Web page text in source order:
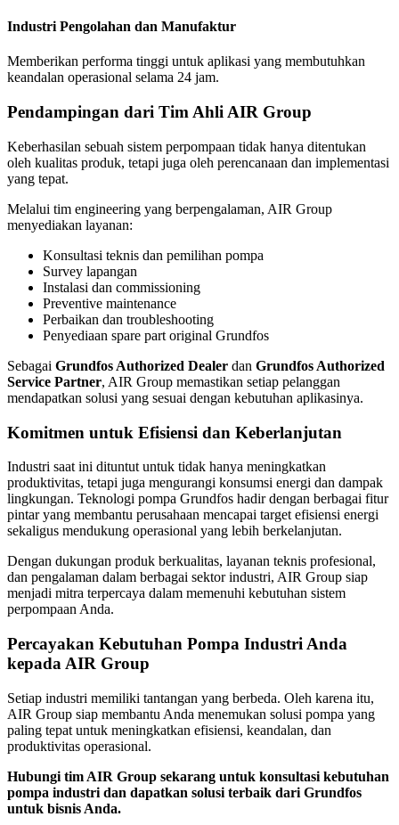
Industri Pengolahan dan Manufaktur
Memberikan performa tinggi untuk aplikasi yang membutuhkan
keandalan operasional selama 24 jam.
Pendampingan dari Tim Ahli AIR Group
Keberhasilan sebuah sistem perpompaan tidak hanya ditentukan
oleh kualitas produk, tetapi juga oleh perencanaan dan implementasi
yang tepat.
Melalui tim engineering yang berpengalaman, AIR Group
menyediakan layanan:
Konsultasi teknis dan pemilihan pompa
Survey lapangan
Instalasi dan commissioning
Preventive maintenance
Perbaikan dan troubleshooting
Penyediaan spare part original Grundfos
Sebagai Grundfos Authorized Dealer dan Grundfos Authorized
Service Partner, AIR Group memastikan setiap pelanggan
mendapatkan solusi yang sesuai dengan kebutuhan aplikasinya.
Komitmen untuk Efisiensi dan Keberlanjutan
Industri saat ini dituntut untuk tidak hanya meningkatkan
produktivitas, tetapi juga mengurangi konsumsi energi dan dampak
lingkungan. Teknologi pompa Grundfos hadir dengan berbagai fitur
pintar yang membantu perusahaan mencapai target efisiensi energi
sekaligus mendukung operasional yang lebih berkelanjutan.
Dengan dukungan produk berkualitas, layanan teknis profesional,
dan pengalaman dalam berbagai sektor industri, AIR Group siap
menjadi mitra terpercaya dalam memenuhi kebutuhan sistem
perpompaan Anda.
Percayakan Kebutuhan Pompa Industri Anda
kepada AIR Group
Setiap industri memiliki tantangan yang berbeda. Oleh karena itu,
AIR Group siap membantu Anda menemukan solusi pompa yang
paling tepat untuk meningkatkan efisiensi, keandalan, dan
produktivitas operasional.
Hubungi tim AIR Group sekarang untuk konsultasi kebutuhan
pompa industri dan dapatkan solusi terbaik dari Grundfos
untuk bisnis Anda.